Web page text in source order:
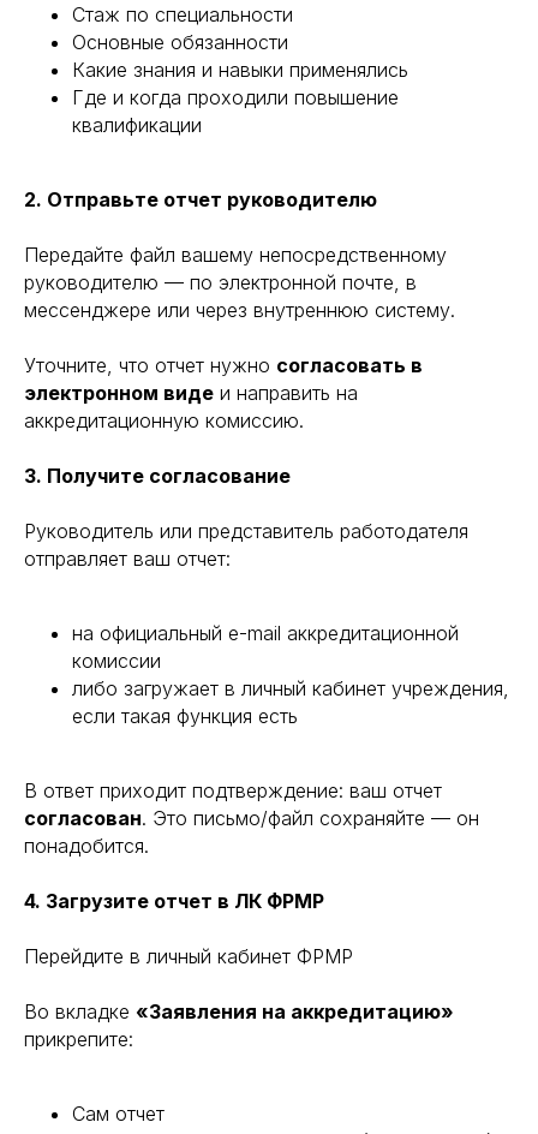
Стаж по специальности
Основные обязанности
Какие знания и навыки применялись
Где и когда проходили повышение
квалификации
2. Отправьте отчет руководителю
Передайте файл вашему непосредственному
руководителю — по электронной почте, в
мессенджере или через внутреннюю систему.
Уточните, что отчет нужно согласовать в
электронном виде и направить на
аккредитационную комиссию.
3. Получите согласование
Руководитель или представитель работодателя
отправляет ваш отчет:
на официальный e-mail аккредитационной
комиссии
либо загружает в личный кабинет учреждения,
если такая функция есть
В ответ приходит подтверждение: ваш отчет
согласован. Это письмо/файл сохраняйте — он
понадобится.
4. Загрузите отчет в ЛК ФРМР
Перейдите в личный кабинет ФРМР
Во вкладке «Заявления на аккредитацию»
прикрепите:
Сам отчет
Международный центр медицинского